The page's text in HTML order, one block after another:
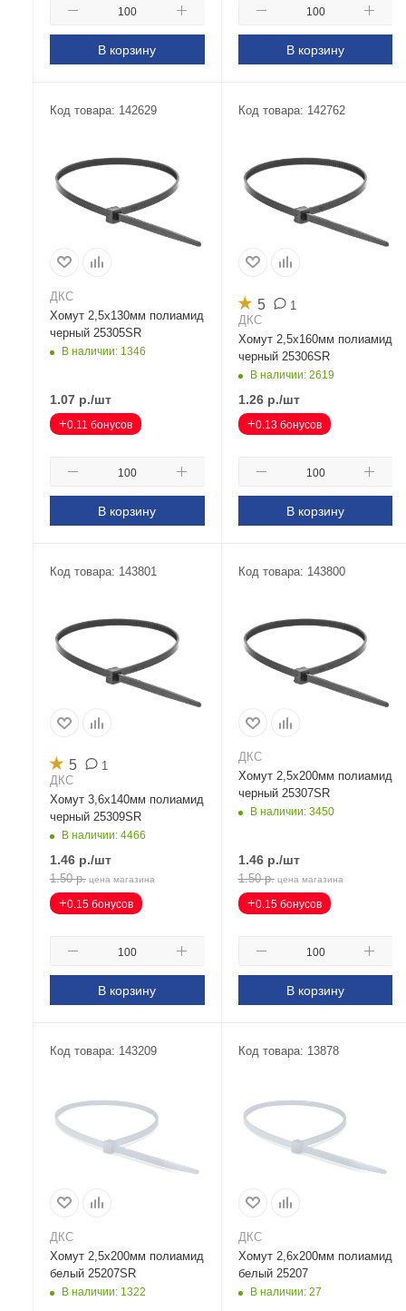
В корзину В корзину
Код товара: 142629
ДКС
Хомут 2,5х130мм полиамид
черный 25305SR
В наличии: 1346
1.07 р./шт
+0.11 бонусов
В корзину
Код товара: 142762
★ 5
1
ДКС
Хомут 2,5х160мм полиамид
черный 25306SR
В наличии: 2619
1.26р./шт
+0.13 бонусов
В корзину
Код товара: 143801
★ 5
1
ДКС
Хомут 3,6х140мм полиамид
черный 25309SR
В наличии: 4466
1.46 р./шт
1.50 р. цена магазина
+0.15 бонусов
В корзину
Код товара: 143800
ДКС
Хомут 2,5х200мм полиамид
черный 25307SR
В наличии: 3450
1.46р./шт
1.50 р. цена магазина
+0.15 бонусов
В корзину
Код товара: 143209
ДКС
Хомут 2,5х200мм полиамид
белый 25207SR
В наличии: 1322
Код товара: 13878
ДКС
Хомут 2,6х200мм полиамид
белый 25207
В наличии: 27